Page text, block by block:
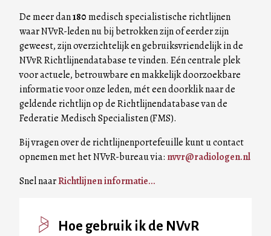
De meer dan180medisch specialistische richtlijnen
waar NVvR-leden nu bij betrokken zijn of eerder zijn
geweest, zijn overzichtelijk en gebruiksvriendelijk in de
NVvR Richtlijnendatabase te vinden. Eén centrale plek
voor actuele, betrouwbare en makkelijk doorzoekbare
informatie voor onze leden, mét een doorklik naar de
geldende richtlijn op de Richtlijnendatabase van de
Federatie Medisch Specialisten (FMS).
Bij vragen over de richtlijnenportefeuille kunt u contact
opnemen met het NVvR-bureau via: nvvr@radiologen.nl
Snel naarRichtlijnen informatie...
Hoe gebruik ik de NVvR